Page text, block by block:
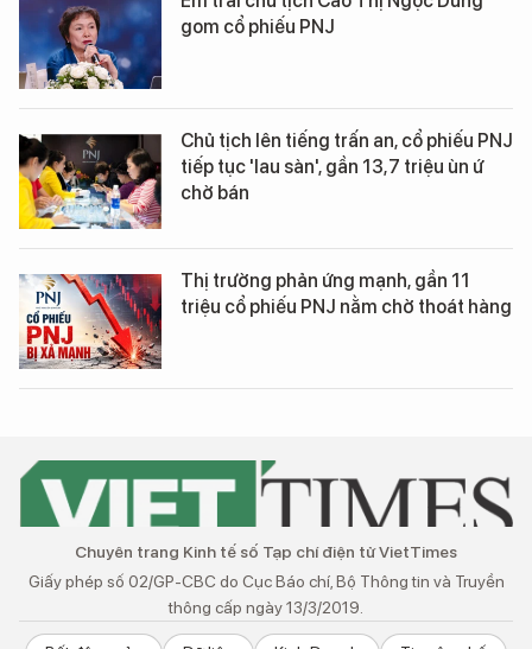
gom cổ phiếu PNJ
Chủ tịch lên tiếng trấn an, cổ phiếu PNJ
tiếp tục 'lau sàn', gần 13,7 triệu ùn ứ
chờ bán
Thị trường phản ứng mạnh, gần 11
triệu cổ phiếu PNJ nằm chờ thoát hàng
Chuyên trang Kinh tế số Tạp chí điện tử VietTimes
Giấy phép số 02/GP-CBC do Cục Báo chí, Bộ Thông tin và Truyền
thông cấp ngày 13/3/2019.